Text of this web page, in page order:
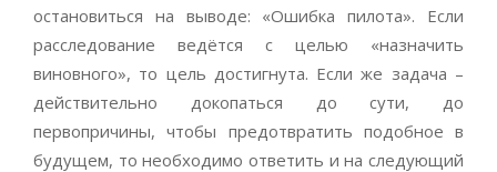
остановиться на выводе: «Ошибка пилота». Если
расследование ведётся с целью «назначить
виновного», то цель достигнута. Если же задача –
действительно докопаться до сути, до
первопричины, чтобы предотвратить подобное в
будущем, то необходимо ответить и на следующий